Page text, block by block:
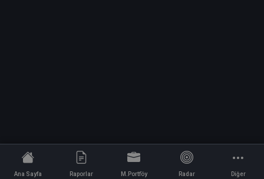
Ana Sayfa Raporlar M.Portföy Radar Diğer